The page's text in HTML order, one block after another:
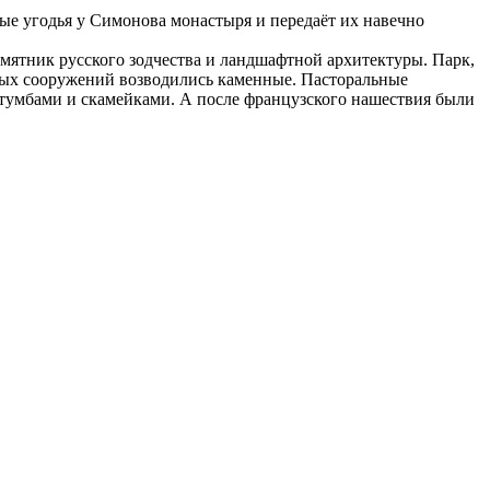
угодья у Симонова монастыря и передаёт их навечно
русского зодчества и ландшафтной архитектуры. Парк,
сооружений возводились каменные. Пасторальные
и скамейками. А после французского нашествия были